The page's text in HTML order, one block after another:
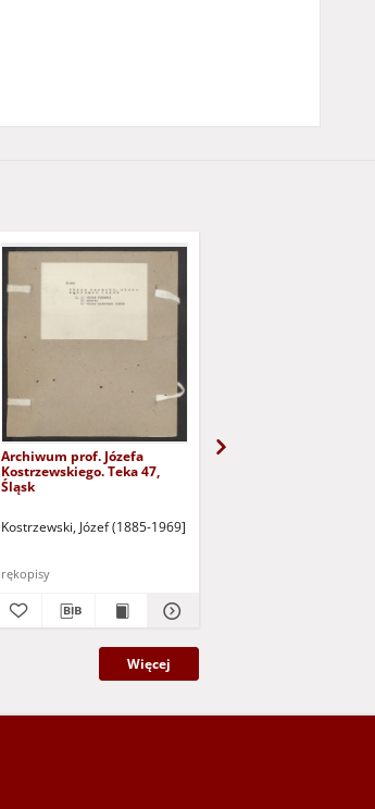
Archiwum prof. Józefa
Kostrzewskiego. Teka 47,
Śląsk
Kostrzewski, Józef (1885-1969]
rękopisy
Więcej